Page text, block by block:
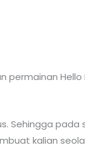
permainan
Sehingga
kalian